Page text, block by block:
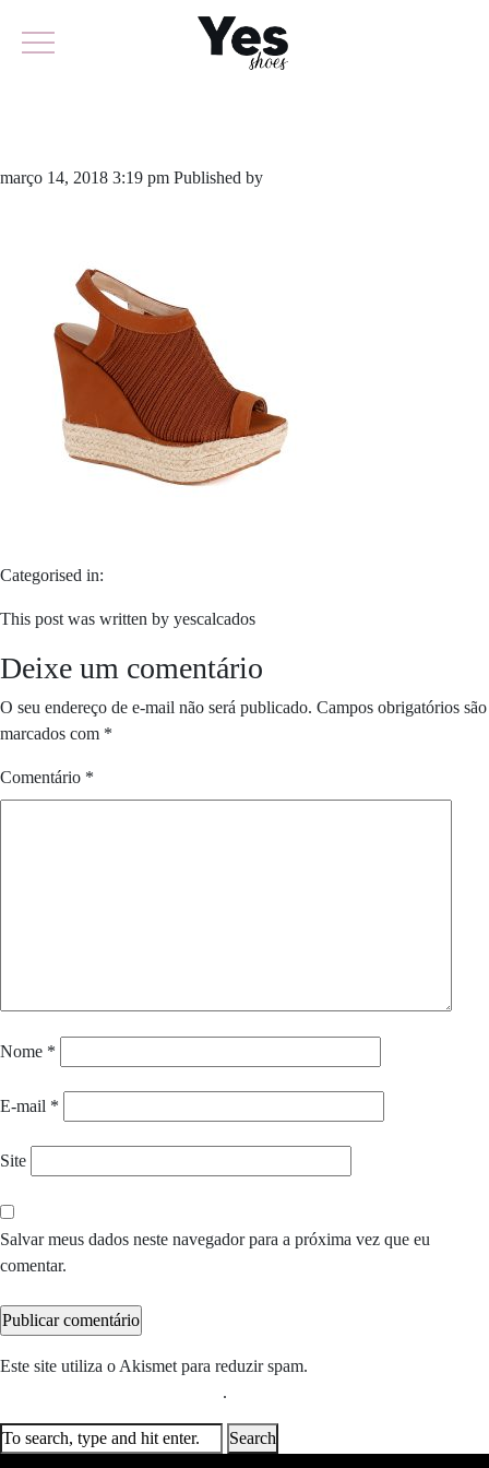
março 14, 2018 3:19 pm Published by
Categorised in:
This post was written by yescalcados
Deixe um comentário
O seu endereço de e-mail não será publicado. Campos obrigatórios são
marcados com *
Comentário *
Nome *
E-mail *
Site
Salvar meus dados neste navegador para a próxima vez que eu
comentar.
Este site utiliza o Akismet para reduzir spam.
.
Search